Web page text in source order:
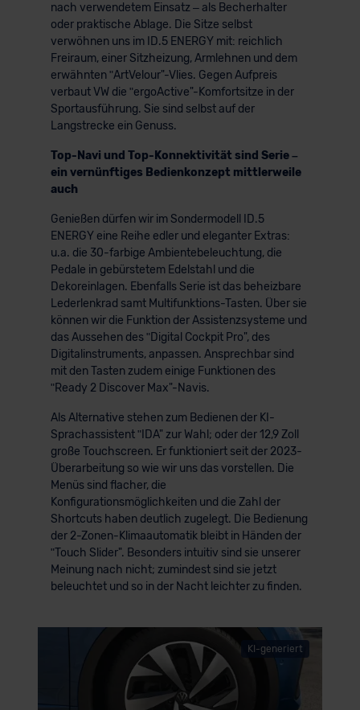
nach verwendetem Einsatz – als Becherhalter
oder praktische Ablage. Die Sitze selbst
verwöhnen uns im ID.5 ENERGY mit: reichlich
Freiraum, einer Sitzheizung, Armlehnen und dem
erwähnten ʺArtVelour"-Vlies. Gegen Aufpreis
verbaut VW die ʺergoActive"-Komfortsitze in der
Sportausführung. Sie sind selbst auf der
Langstrecke ein Genuss.
Top-Navi und Top-Konnektivität sind Serie –
ein vernünftiges Bedienkonzept mittlerweile
auch
Genießen dürfen wir im Sondermodell ID.5
ENERGY eine Reihe edler und eleganter Extras:
u.a. die 30-farbige Ambientebeleuchtung, die
Pedale in gebürstetem Edelstahl und die
Dekoreinlagen. Ebenfalls Serie ist das beheizbare
Lederlenkrad samt Multifunktions-Tasten. Über sie
können wir die Funktion der Assistenzsysteme und
das Aussehen des ʺDigital Cockpit Pro", des
Digitalinstruments, anpassen. Ansprechbar sind
mit den Tasten zudem einige Funktionen des
ʺReady 2 Discover Max"-Navis.
Als Alternative stehen zum Bedienen der KI-
Sprachassistent ʺIDA" zur Wahl; oder der 12,9 Zoll
große Touchscreen. Er funktioniert seit der 2023-
Überarbeitung so wie wir uns das vorstellen. Die
Menüs sind flacher, die
Konfigurationsmöglichkeiten und die Zahl der
Shortcuts haben deutlich zugelegt. Die Bedienung
der 2-Zonen-Klimaautomatik bleibt in Händen der
ʺTouch Slider". Besonders intuitiv sind sie unserer
Meinung nach nicht; zumindest sind sie jetzt
beleuchtet und so in der Nacht leichter zu finden.
KI-generiert